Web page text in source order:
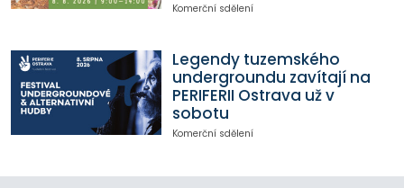
Komerční sdělení
Legendy tuzemského
undergroundu zavítají na
PERIFERII Ostrava už v
sobotu
Komerční sdělení